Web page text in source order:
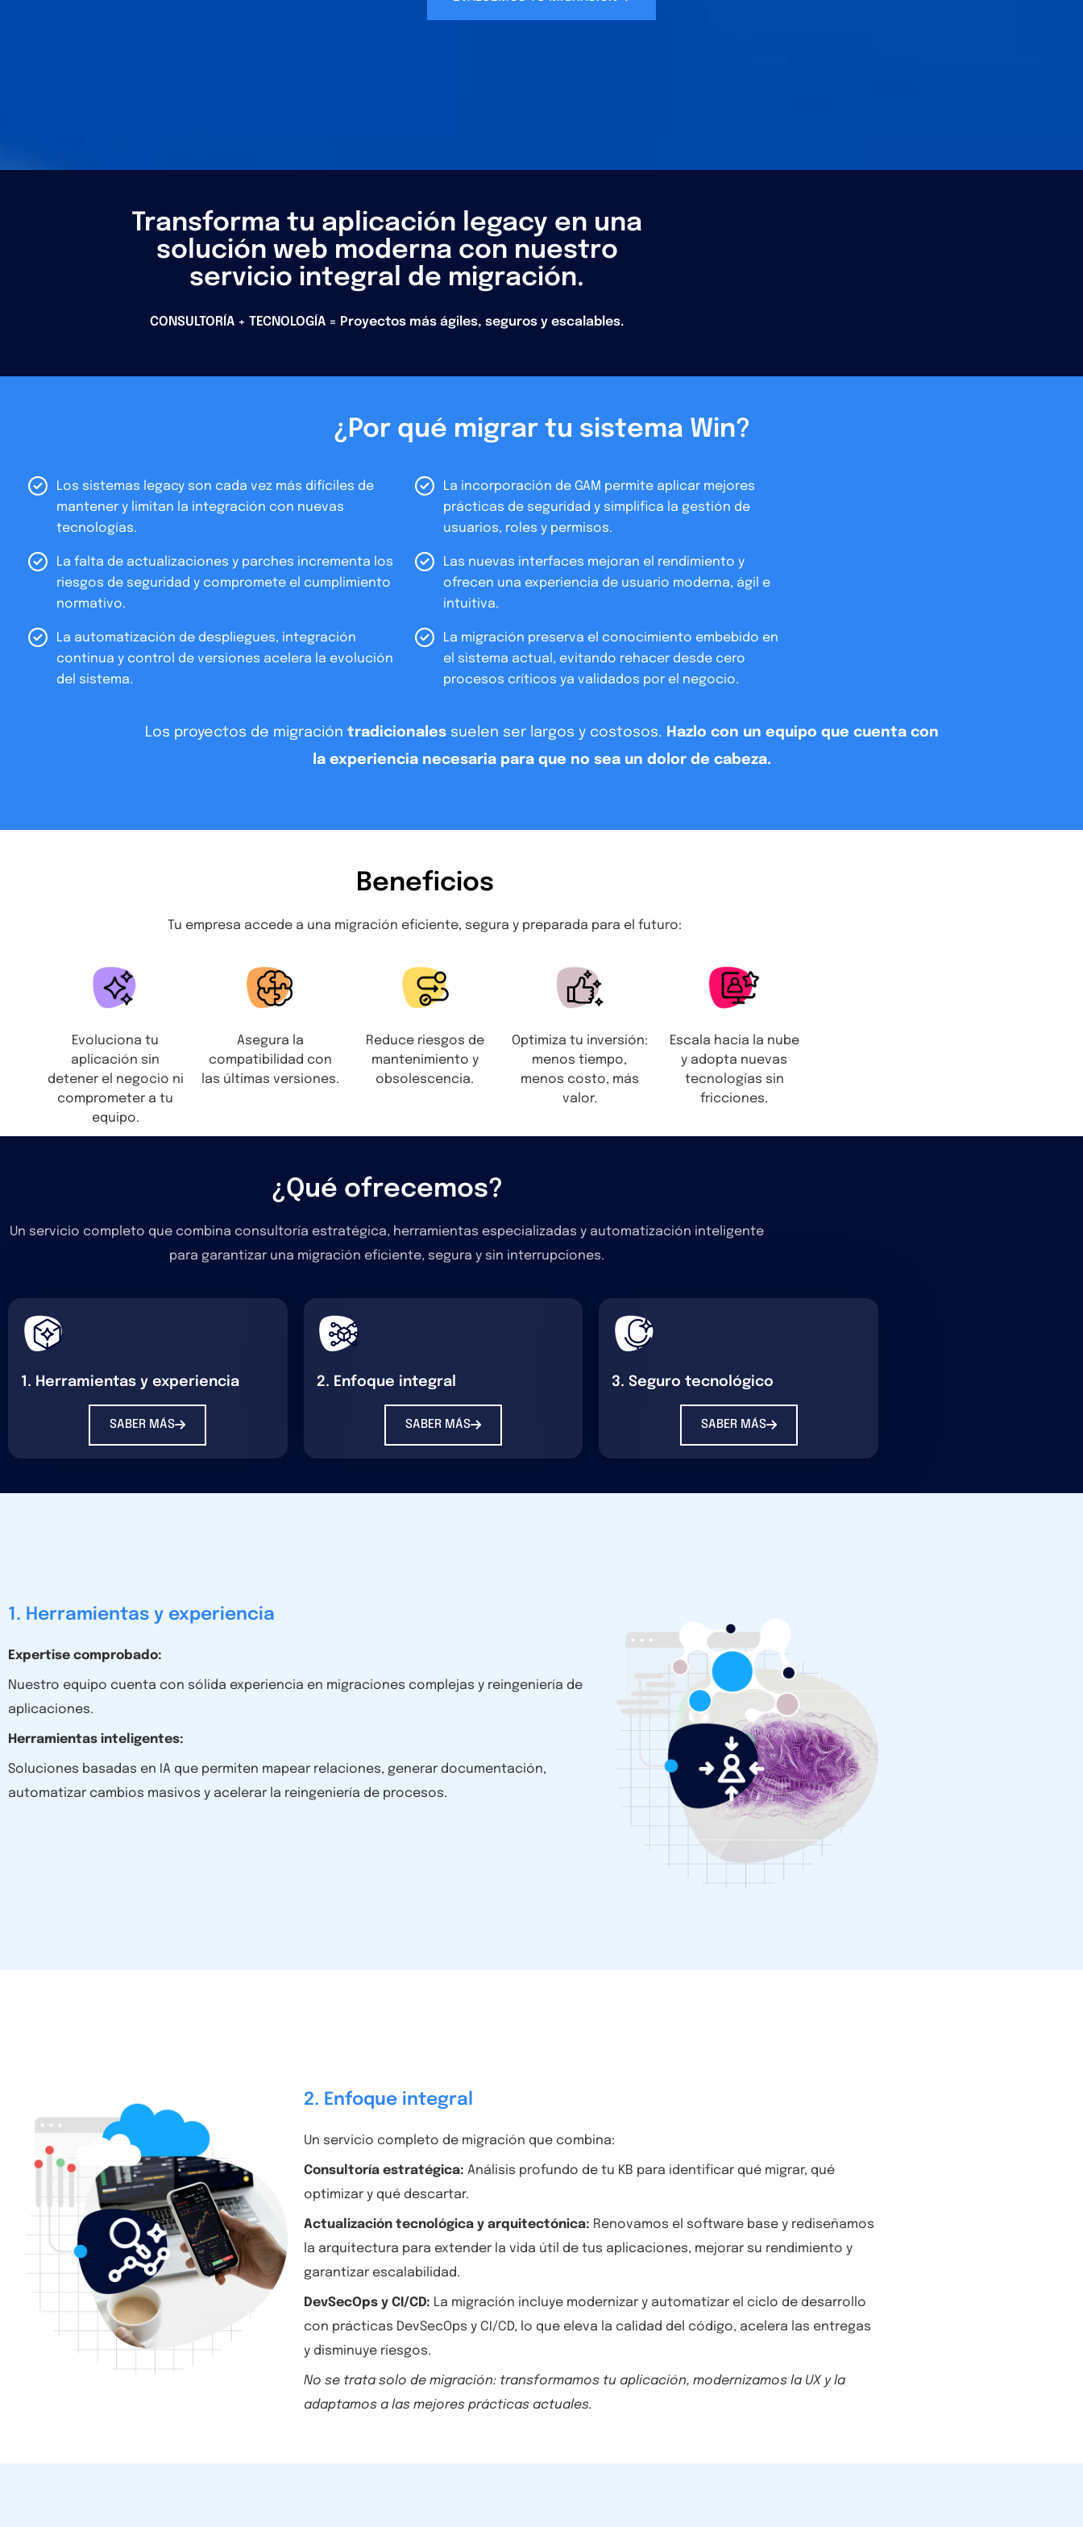
Transforma tu aplicación legacy en una
solución web moderna con nuestro
servicio integral de migración.
CONSULTORÍA + TECNOLOGÍA = Proyectos más ágiles, seguros y escalables.
¿Por qué migrar tu sistema Win?
Los sistemas legacy son cada vez más difíciles de
mantener y limitan la integración con nuevas
tecnologías.
La falta de actualizaciones y parches incrementa los
riesgos de seguridad y compromete el cumplimiento
normativo.
La automatización de despliegues, integración
continua y control de versiones acelera la evolución
del sistema.
La incorporación de GAM permite aplicar mejores
prácticas de seguridad y simplifica la gestión de
usuarios, roles y permisos.
Las nuevas interfaces mejoran el rendimiento y
ofrecen una experiencia de usuario moderna, ágil e
intuitiva.
La migración preserva el conocimiento embebido en
el sistema actual, evitando rehacer desde cero
procesos críticos ya validados por el negocio.
Los proyectos de migración tradicionalessuelen ser largos y costosos. Hazlo con un equipo que cuenta con
la experiencia necesaria para que no sea un dolor de cabeza.
Beneficios
Tu empresa accede a una migración eficiente, segura y preparada para el futuro:
Evoluciona tu
aplicación sin
detener el negocio ni
comprometer a tu
equipo.
Asegura la
compatibilidad con
las últimas versiones.
Reduce riesgos de
mantenimiento y
obsolescencia.
Optimiza tu inversión:
menos tiempo,
menos costo, más
valor.
Escala hacia la nube
y adopta nuevas
tecnologías sin
fricciones.
¿Qué ofrecemos?
Un servicio completo que combina consultoría estratégica, herramientas especializadas y automatización inteligente
para garantizar una migración eficiente, segura y sin interrupciones.
1. Herramientas y experiencia
SABER MÁS
2. Enfoque integral
SABER MÁS
3. Seguro tecnológico
SABER MÁS
1. Herramientas y experiencia
Expertise comprobado:
Nuestro equipo cuenta con sólida experiencia en migraciones complejas y reingeniería de
aplicaciones.
Herramientas inteligentes:
Soluciones basadas en IA que permiten mapear relaciones, generar documentación,
automatizar cambios masivos y acelerar la reingeniería de procesos.
2. Enfoque integral
Un servicio completo de migración que combina:
Consultoría estratégica: Análisis profundo de tu KB para identificar qué migrar, qué
optimizar y qué descartar.
Actualización tecnológica y arquitectónica: Renovamos el software base y rediseñamos
la arquitectura para extender la vida útil de tus aplicaciones, mejorar su rendimiento y
garantizar escalabilidad.
DevSecOps y CI/CD: La migración incluye modernizar y automatizar el ciclo de desarrollo
con prácticas DevSecOps y CI/CD, lo que eleva la calidad del código, acelera las entregas
y disminuye riesgos.
No se trata solo de migración: transformamos tu aplicación, modernizamos la UX y la
adaptamos a las mejores prácticas actuales.